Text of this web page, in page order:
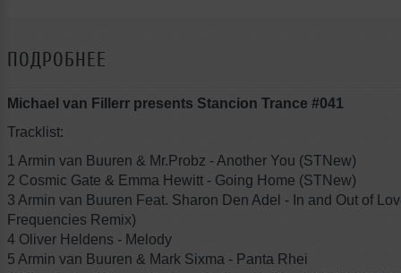
ПОДРОБНЕЕ
Michael van Fillerr presents Stancion Trance #041
Tracklist:
1 Armin van Buuren & Mr.Probz - Another You (STNew)
2 Cosmic Gate & Emma Hewitt - Going Home (STNew)
3 Armin van Buuren Feat. Sharon Den Adel - In and Out of
Frequencies Remix)
4 Oliver Heldens - Melody
5 Armin van Buuren & Mark Sixma - Panta Rhei